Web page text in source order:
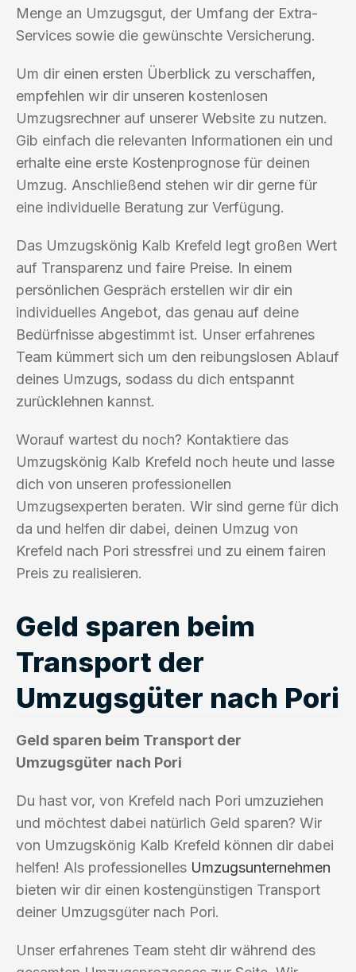
Menge an Umzugsgut, der Umfang der Extra-
Services sowie die gewünschte Versicherung.
Um dir einen ersten Überblick zu verschaffen,
empfehlen wir dir unseren kostenlosen
Umzugsrechner auf unserer Website zu nutzen.
Gib einfach die relevanten Informationen ein und
erhalte eine erste Kostenprognose für deinen
Umzug. Anschließend stehen wir dir gerne für
eine individuelle Beratung zur Verfügung.
Das Umzugskönig Kalb Krefeld legt großen Wert
auf Transparenz und faire Preise. In einem
persönlichen Gespräch erstellen wir dir ein
individuelles Angebot, das genau auf deine
Bedürfnisse abgestimmt ist. Unser erfahrenes
Team kümmert sich um den reibungslosen Ablauf
deines Umzugs, sodass du dich entspannt
zurücklehnen kannst.
Worauf wartest du noch? Kontaktiere das
Umzugskönig Kalb Krefeld noch heute und lasse
dich von unseren professionellen
Umzugsexperten beraten. Wir sind gerne für dich
da und helfen dir dabei, deinen Umzug von
Krefeld nach Pori stressfrei und zu einem fairen
Preis zu realisieren.
Geld sparen beim
Transport der
Umzugsgüter nach Pori
Geld sparen beim Transport der
Umzugsgüter nach Pori
Du hast vor, von Krefeld nach Pori umzuziehen
und möchtest dabei natürlich Geld sparen? Wir
von Umzugskönig Kalb Krefeld können dir dabei
helfen! Als professionelles Umzugsunternehmen
bieten wir dir einen kostengünstigen Transport
deiner Umzugsgüter nach Pori.
Unser erfahrenes Team steht dir während des